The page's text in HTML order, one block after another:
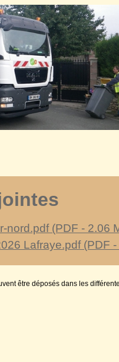
nord.pdf (PDF - 2.06
Lafraye.pdf (PDF -
être déposés dans les